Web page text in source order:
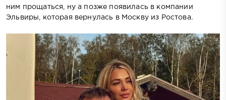
ним прощаться, ну а позже появилась в компании
Эльвиры, которая вернулась в Москву из Ростова.